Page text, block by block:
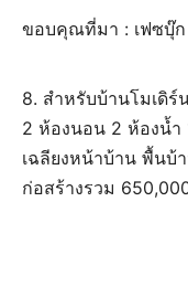
ขอบคุณที่มา : เฟซบุ๊ก
8. สำหรับบ้านโมเดิ
2 ห้องนอน 2 ห้องน้ำ
เฉลียงหน้าบ้าน พื้นบ้
ก่อสร้างรวม